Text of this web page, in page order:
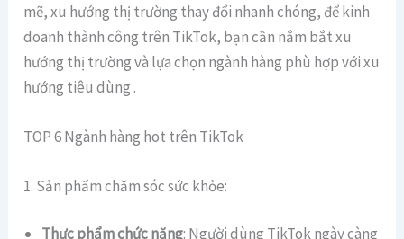
mẽ, xu hướng thị trường thay đổi nhanh chóng, để kinh
doanh thành công trên TikTok, bạn cần nắm bắt xu
hướng thị trường và lựa chọn ngành hàng phù hợp với xu
hướng tiêu dùng .
TOP 6 Ngành hàng hot trên TikTok
1. Sản phẩm chăm sóc sức khỏe:
Thực phẩm chức năng: Người dùng TikTok ngày càng